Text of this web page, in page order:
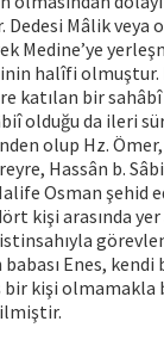
Dedesi Mâlik veya
Medine’ye
halîfi olmuştur.
katılan bir
olduğu da ileri
olup Hz.
Hassân b.
Osman şehid
kişi arasında yer
istinsahıyla
Enes, kendi
bir kişi